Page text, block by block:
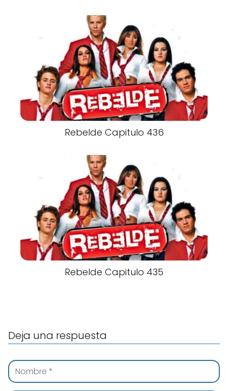
Rebelde Capitulo 436
Rebelde Capitulo 435
Deja una respuesta